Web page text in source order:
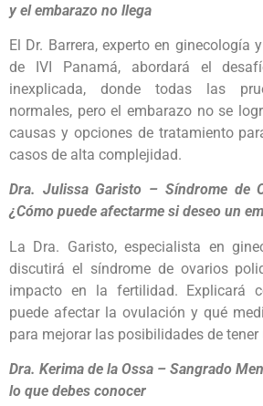
y el embarazo no llega
El Dr. Barrera, experto en ginecología
de IVI Panamá, abordará el
inexplicada, donde todas las
normales, pero el embarazo no se
causas y opciones de tratamiento
casos de alta complejidad.
Dra. Julissa Garisto – Síndrome de
¿Cómo puede afectarme si deseo un
La Dra. Garisto, especialista en
discutirá el síndrome de ovarios
impacto en la fertilidad. Explicará
puede afectar la ovulación y qué
para mejorar las posibilidades de tener
Dra. Kerima de la Ossa – Sangrado
lo que debes conocer